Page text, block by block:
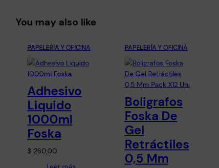
m
You may also like
PAPELERÍA Y OFICINA
Adhesivo
Liquido
1000ml
Foska
$ 260,00
PAPELERÍA Y OFICINA
Boligrafos
Foska De
Gel
Retráctiles
0,5 Mm